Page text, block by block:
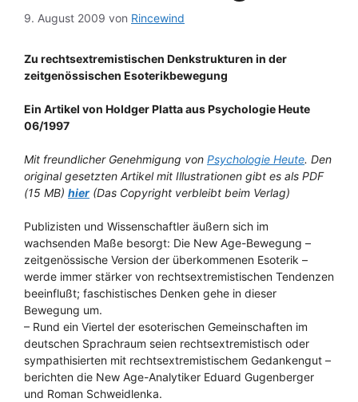
9. August 2009 von Rincewind
Zu rechtsextremistischen Denkstrukturen in der
zeitgenössischen Esoterikbewegung
Ein Artikel von Holdger Platta aus Psychologie Heute
06/1997
Mit freundlicher Genehmigung von Psychologie Heute. Den
original gesetzten Artikel mit Illustrationen gibt es als PDF
(15 MB) hier (Das Copyright verbleibt beim Verlag)
Publizisten und Wissenschaftler äußern sich im
wachsenden Maße besorgt: Die New Age-Bewegung –
zeitgenössische Version der überkommenen Esoterik –
werde immer stärker von rechtsextremistischen Tendenzen
beeinflußt; faschistisches Denken gehe in dieser
Bewegung um.
– Rund ein Viertel der esoterischen Gemeinschaften im
deutschen Sprachraum seien rechtsextremistisch oder
sympathisierten mit rechtsextremistischem Gedankengut –
berichten die New Age-Analytiker Eduard Gugenberger
und Roman Schweidlenka.